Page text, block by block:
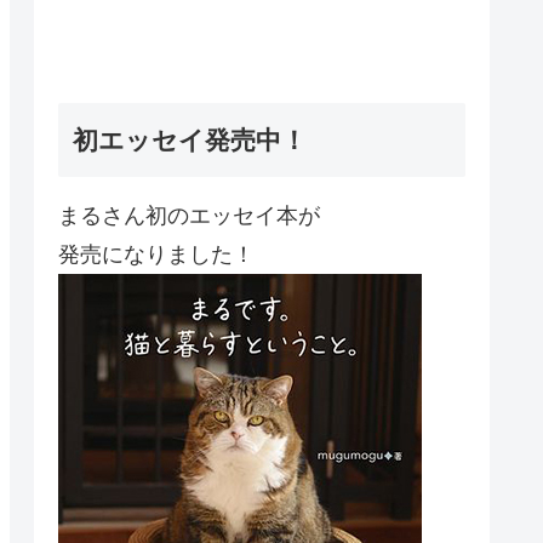
初エッセイ発売中！
まるさん初のエッセイ本が
発売になりました！